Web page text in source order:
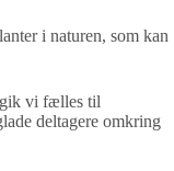
i naturen, som kan
gik vi fælles til
deltagere omkring